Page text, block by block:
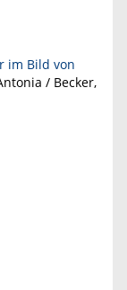
im Bild von
/ Becker,